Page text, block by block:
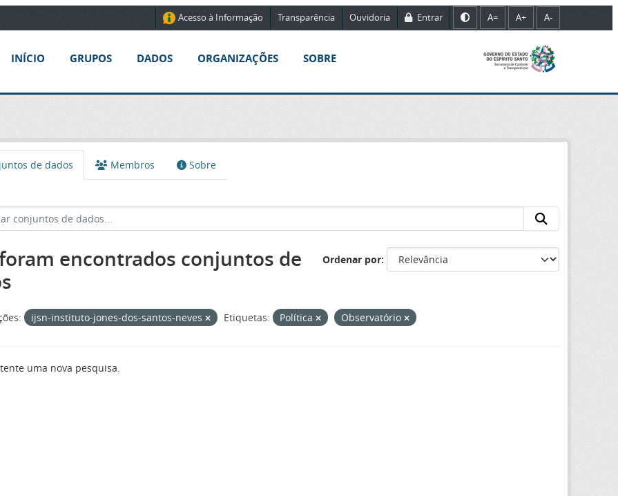
Acesso à Informação Transparência Ouvidoria Entrar A= A+ A-
INÍCIO GRUPOS DADOS ORGANIZAÇÕES SOBRE
de dados Membros Sobre
Ordenar por
encontrados conjuntos de
ijsn-instituto-jones-dos-santos-neves Etiquetas: Política Observatório
uma nova pesquisa.